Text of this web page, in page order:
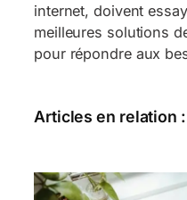
internet, doivent
meilleures solutions
pour répondre aux
Articles en relation :